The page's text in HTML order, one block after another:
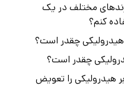
مختلف در یک
کنم؟
هیدرولیکی چقدر است؟
چقدر است؟
هیدرولیکی را تعویض